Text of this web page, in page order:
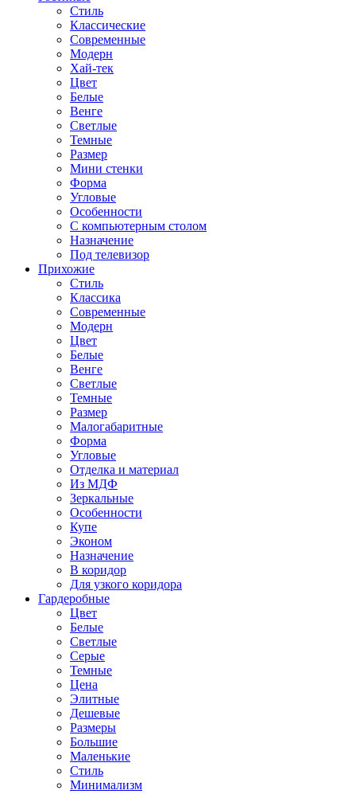
Стиль
Классические
Современные
Модерн
Хай-тек
Цвет
Белые
Венге
Светлые
Темные
Размер
Мини стенки
Форма
Угловые
Особенности
С компьютерным столом
Назначение
Под телевизор
Прихожие
Стиль
Классика
Современные
Модерн
Цвет
Белые
Венге
Светлые
Темные
Размер
Малогабаритные
Форма
Угловые
Отделка и материал
Из МДФ
Зеркальные
Особенности
Купе
Эконом
Назначение
В коридор
Для узкого коридора
Гардеробные
Цвет
Белые
Светлые
Серые
Темные
Цена
Элитные
Дешевые
Размеры
Большие
Маленькие
Стиль
Минимализм